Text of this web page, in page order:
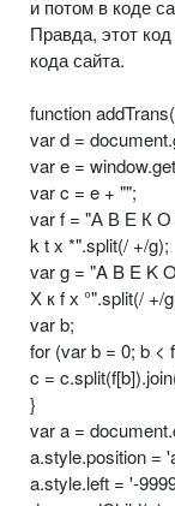
и потом в коде
Правда, этот
кода сайта.
function
var d =
var e =
var c = e + "";
var f = "А В Е К О
k t x *".split(/ +/g);
var g = "A B E K
Х к f х °".split(/ +/
var b;
for (var b = 0; b <
c =
}
var a =
a.style.position =
a.style.left = '-